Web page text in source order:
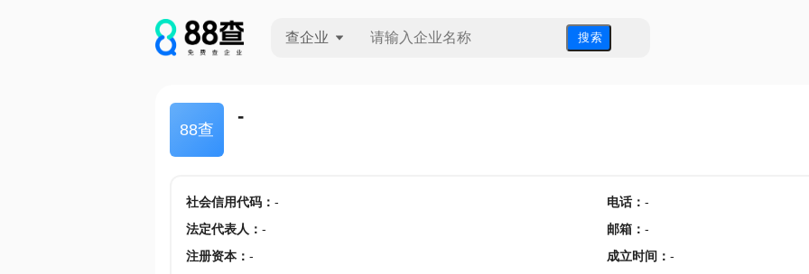
查企业 搜 索
88查
-
社会信用代码： - 电话： -
法定代表人 ： - 邮箱 ： -
注册资本： - 成立时间 ： -